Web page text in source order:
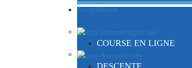
Compétitions
COURSE EN LIGNE
DESCENTE